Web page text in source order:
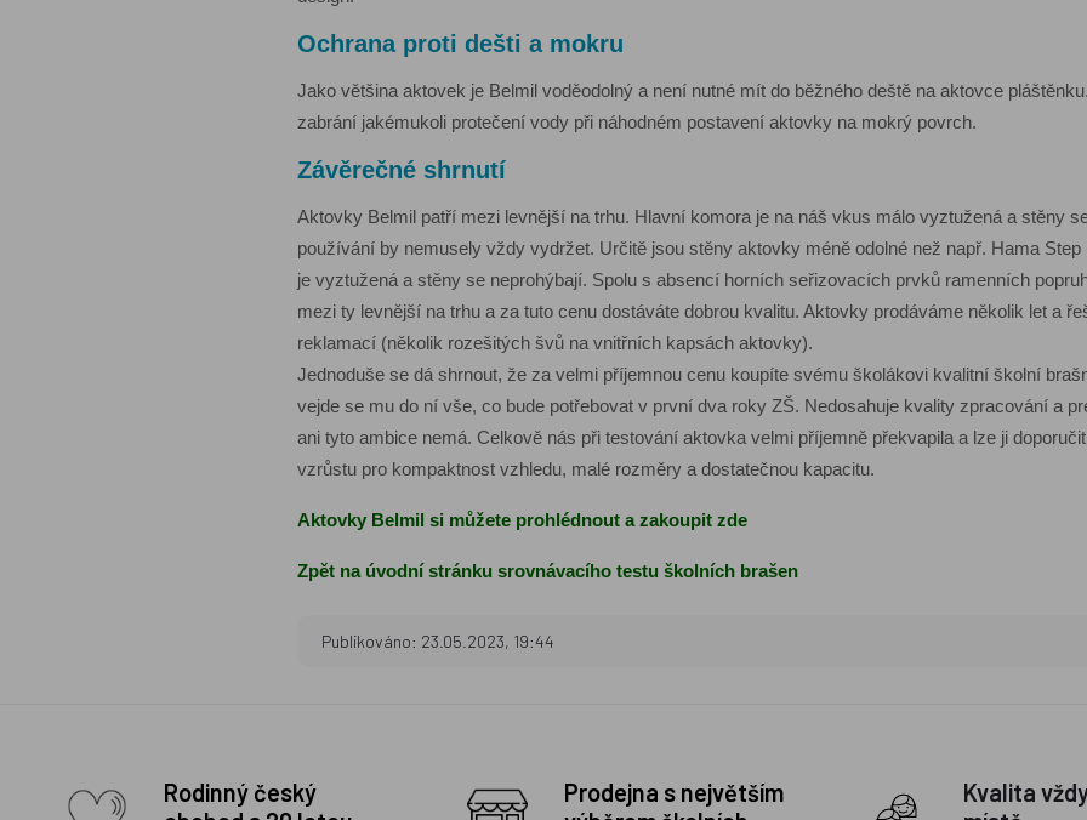
Ochrana proti dešti a mokru
Jako většina aktovek je Belmil voděodolný a není nutné mít do běžného deště na aktovce
zabrání jakémukoli protečení vody při náhodném postavení aktovky na mokrý povrch.
Závěrečné shrnutí
Aktovky Belmil patří mezi levnější na trhu. Hlavní komora je na náš vkus málo vyztužená a stěny
používání by nemusely vždy vydržet. Určitě jsou stěny aktovky méně odolné než např. Hama
je vyztužená a stěny se neprohýbají. Spolu s absencí horních seřizovacích prvků ramenních
mezi ty levnější na trhu a za tuto cenu dostáváte dobrou kvalitu. Aktovky prodáváme několik let a
reklamací (několik rozešitých švů na vnitřních kapsách aktovky).
Jednoduše se dá shrnout, že za velmi příjemnou cenu koupíte svému školákovi kvalitní školní
vejde se mu do ní vše, co bude potřebovat v první dva roky ZŠ. Nedosahuje kvality zpracování a
ani tyto ambice nemá. Celkově nás při testování aktovka velmi příjemně překvapila a lze ji
vzrůstu pro kompaktnost vzhledu, malé rozměry a dostatečnou kapacitu.
Aktovky Belmil si můžete prohlédnout a zakoupit zde
Zpět na úvodní stránku srovnávacího testu školních brašen
Publikováno: 23.05.2023, 19:44
Rodinný český
Prodejna s největším
Kvalita